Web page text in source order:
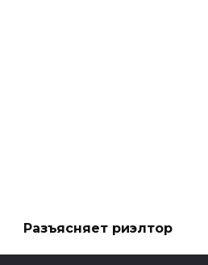
Разъясняет риэлтор